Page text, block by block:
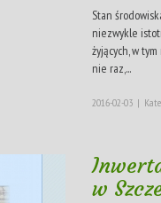
Stan
niezwykle
żyjących, w
nie raz,...
2016-02-03 |
w